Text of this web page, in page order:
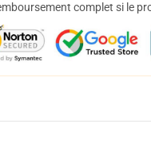
complet si le